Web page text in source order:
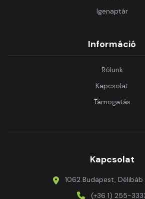
Igenaptár
Információ
Rólunk
Kapcsolat
Támogatás
Kapcsolat
1062 Budapest, Délibáb
(+36 1) 255-